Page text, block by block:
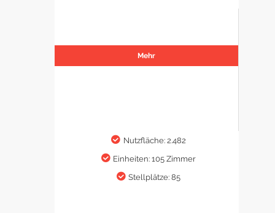
Mehr
Nutzfläche: 2.482
Einheiten: 105 Zimmer
Stellplätze: 85